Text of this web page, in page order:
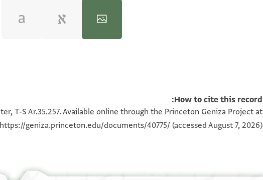
100%
100%
How to cite this record:
T-S Ar.35.257. Available online through the Princeton Geniza Project at
https://geniza.princeton.edu/documents/40775/ (accessed August 7, 2026).